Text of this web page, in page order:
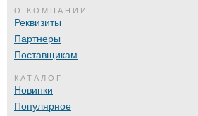
О КОМПАНИИ
Реквизиты
Партнеры
Поставщикам
КАТАЛОГ
Новинки
Популярное